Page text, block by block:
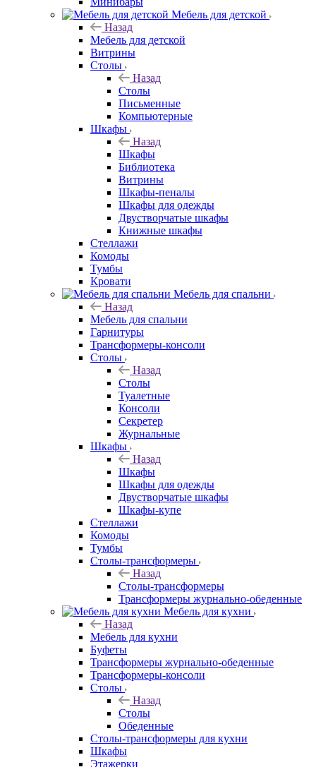
Мебель для детской
Назад
Мебель для детской
Витрины
Столы
Назад
Столы
Письменные
Компьютерные
Шкафы
Назад
Шкафы
Библиотека
Витрины
Шкафы-пеналы
Шкафы для одежды
Двустворчатые шкафы
Книжные шкафы
Стеллажи
Комоды
Тумбы
Кровати
Мебель для спальни
Назад
Мебель для спальни
Гарнитуры
Трансформеры-консоли
Столы
Назад
Столы
Туалетные
Консоли
Секретер
Журнальные
Шкафы
Назад
Шкафы
Шкафы для одежды
Двустворчатые шкафы
Шкафы-купе
Стеллажи
Комоды
Тумбы
Столы-трансформеры
Назад
Столы-трансформеры
Трансформеры журнально-обеденные
Мебель для кухни
Назад
Мебель для кухни
Буфеты
Трансформеры журнально-обеденные
Трансформеры-консоли
Столы
Назад
Столы
Обеденные
Столы-трансформеры для кухни
Шкафы
Этажерки